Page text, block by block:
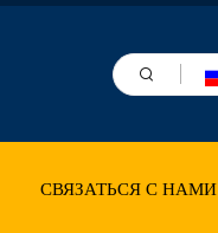
СВЯЗАТЬСЯ С НАМИ